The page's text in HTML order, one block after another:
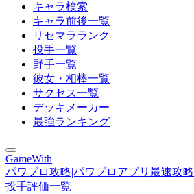
キャラ検索
キャラ前後一覧
リセマラランク
投手一覧
野手一覧
彼女・相棒一覧
サクセス一覧
デッキメーカー
最強ランキング
GameWith
パワプロ攻略|パワプロアプリ最速攻略
投手評価一覧